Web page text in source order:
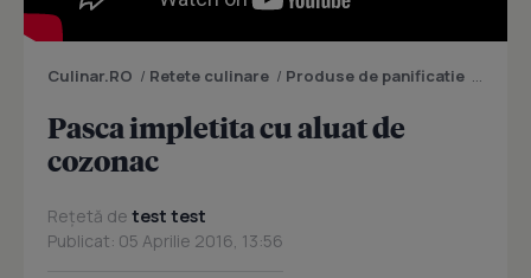
Culinar.RO / Retete culinare / Produse de panificatie
Pasca impletita cu aluat de
cozonac
Rețetă de test test
Publicat: 05 Aprilie 2016, 13:56